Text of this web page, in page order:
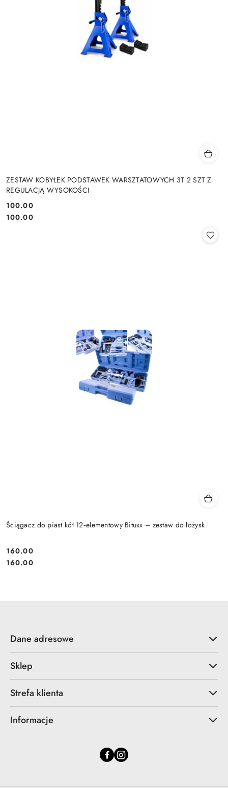
ZESTAW KOBYŁEK PODSTAWEK WARSZTATOWYCH 3T 2 SZT Z
REGULACJĄ WYSOKOŚCI
Cena:
100.00
Cena:
100.00
Ściągacz do piast kół 12‑elementowy Bituxx – zestaw do łożysk
Cena:
160.00
Cena:
160.00
Dane adresowe
Sklep
Strefa klienta
Informacje